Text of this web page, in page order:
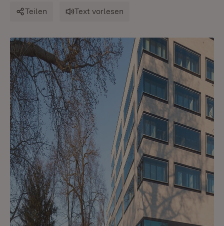
Teilen Text vorlesen